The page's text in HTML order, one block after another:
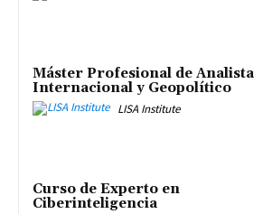
Máster Profesional de Analista
Internacional y Geopolítico
LISA Institute
Curso de Experto en
Ciberinteligencia